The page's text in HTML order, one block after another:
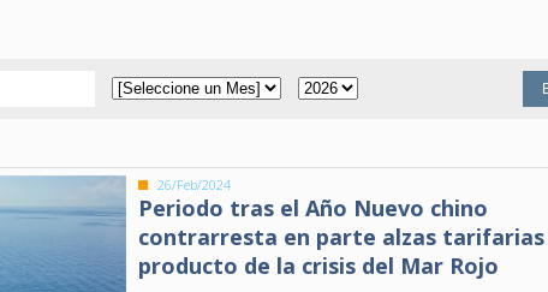
26/Feb/2024
Periodo tras el Año Nuevo chino
contrarresta en parte alzas tarifarias
producto de la crisis del Mar Rojo